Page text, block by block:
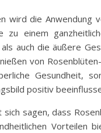
wird die Anwendung
zu einem
auch die äußere
von
Gesundheit,
positiv
sich sagen, dass
Vorteilen